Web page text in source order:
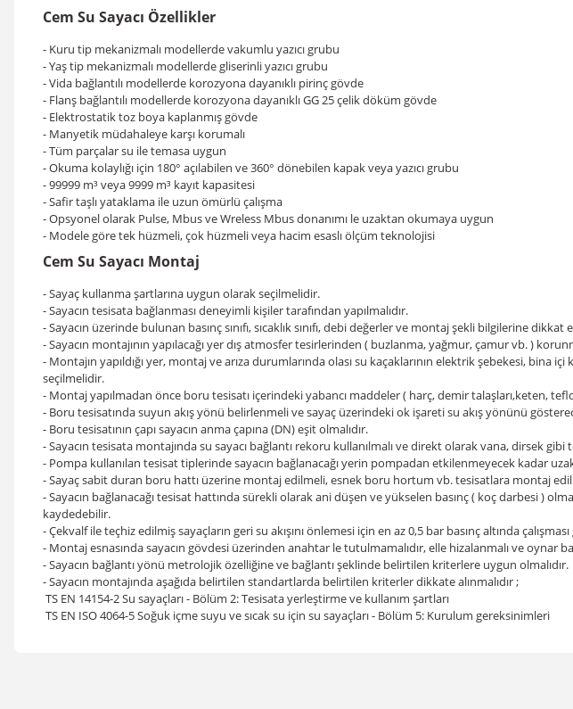
Cem Su Sayacı Özellikler
- Kuru tip mekanizmalı modellerde vakumlu yazıcı grubu
- Yaş tip mekanizmalı modellerde gliserinli yazıcı grubu
- Vida bağlantılı modellerde korozyona dayanıklı pirinç gövde
- Flanş bağlantılı modellerde korozyona dayanıklı GG 25 çelik döküm gövde
- Elektrostatik toz boya kaplanmış gövde
- Manyetik müdahaleye karşı korumalı
- Tüm parçalar su ile temasa uygun
- Okuma kolaylığı için 180° açılabilen ve 360° dönebilen kapak veya yazıcı grubu
- 99999 m³ veya 9999 m³ kayıt kapasitesi
- Safir taşlı yataklama ile uzun ömürlü çalışma
- Opsyonel olarak Pulse, Mbus ve Wreless Mbus donanımı le uzaktan okumaya uygun
- Modele göre tek hüzmeli, çok hüzmeli veya hacim esaslı ölçüm teknolojisi
Cem Su Sayacı Montaj
- Sayaç kullanma şartlarına uygun olarak seçilmelidir.
- Sayacın tesisata bağlanması deneyimli kişiler tarafından yapılmalıdır.
- Sayacın üzerinde bulunan basınç sınıfı, sıcaklık sınıfı, debi değerler ve montaj şekli bilgilerine dikkat
- Sayacın montajının yapılacağı yer dış atmosfer tesirlerinden ( buzlanma, yağmur, çamur vb. )
- Montajın yapıldığı yer, montaj ve arıza durumlarında olası su kaçaklarının elektrik şebekesi,
seçilmelidir.
- Montaj yapılmadan önce boru tesisatı içerindeki yabancı maddeler ( harç, demir talaşları,keten,
- Boru tesisatında suyun akış yönü belirlenmeli ve sayaç üzerindeki ok işareti su akış yönünü
- Boru tesisatının çapı sayacın anma çapına (DN) eşit olmalıdır.
- Sayacın tesisata montajında su sayacı bağlantı rekoru kullanılmalı ve direkt olarak vana, dirsek gibi
- Pompa kullanılan tesisat tiplerinde sayacın bağlanacağı yerin pompadan etkilenmeyecek kadar
- Sayaç sabit duran boru hattı üzerine montaj edilmeli, esnek boru hortum vb. tesisatlara montaj
- Sayacın bağlanacağı tesisat hattında sürekli olarak ani düşen ve yükselen basınç ( koç darbesi )
kaydedebilir.
- Çekvalf ile teçhiz edilmiş sayaçların geri su akışını önlemesi için en az 0,5 bar basınç altında
- Montaj esnasında sayacın gövdesi üzerinden anahtar le tutulmamalıdır, elle hizalanmalı ve oynar
- Sayacın bağlantı yönü metrolojik özelliğine ve bağlantı şeklinde belirtilen kriterlere uygun olmalıdır.
- Sayacın montajında aşağıda belirtilen standartlarda belirtilen kriterler dikkate alınmalıdır ;
TS EN 14154-2 Su sayaçları - Bölüm 2: Tesisata yerleştirme ve kullanım şartları
TS EN ISO 4064-5 Soğuk içme suyu ve sıcak su için su sayaçları - Bölüm 5: Kurulum gereksinimleri